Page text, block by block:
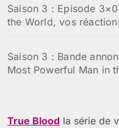
Saison 3 : Episode
the World, vos
Saison 3 : Bande
Most Powerful Man in
True Blood la série de